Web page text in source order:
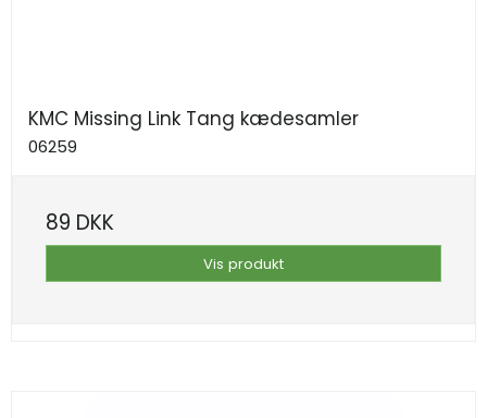
KMC Missing Link Tang kædesamler
06259
89 DKK
Vis produkt